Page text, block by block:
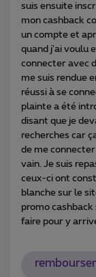
suis ensuite
mon cashback
un compte et
quand j'ai voulu
connecter avec
me suis rendue
réussi à se
plainte a été
disant que je
recherches car
de me
vain. Je suis
ceux-ci ont
blanche sur le
promo
faire pour y